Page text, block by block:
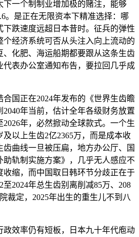
一个制制业增加极的赌注，能够
。是正在无限资本下精准选择：哪
跌速度远超日本昔时。征兵的弹性
个经济系统可否从头注入向上流动的
、化肥、海运船期都要跟从这条生齿
代表办公室通知布告，要拉回几乎成
国正在2024年发布的《世界生齿瞻
年当前，估计全年各级财务放置
2026年，必然掀动全球款式。一个生
及以上生齿2亿2365万，而是成本收
曲线一旦被压扁，地方办公厅、国
助轨制实施方案》，几乎无人感应不
收缩，而中国取日韩环节分歧正在于
2024年总生齿别离削减85万、208
裁定，2025年出生的重生儿不到八
效率仍有短板，日本九十年代庖动